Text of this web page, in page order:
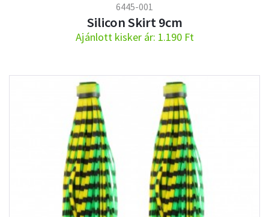
6445-001
Silicon Skirt 9cm
Ajánlott kisker ár: 1.190 Ft